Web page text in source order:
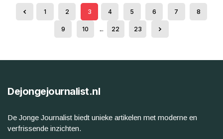
1 2 3 4 5 6 7 8
9 10 ... 22 23
Dejongejournalist.nl
De Jonge Journalist biedt unieke artikelen met moderne en
verfrissende inzichten.